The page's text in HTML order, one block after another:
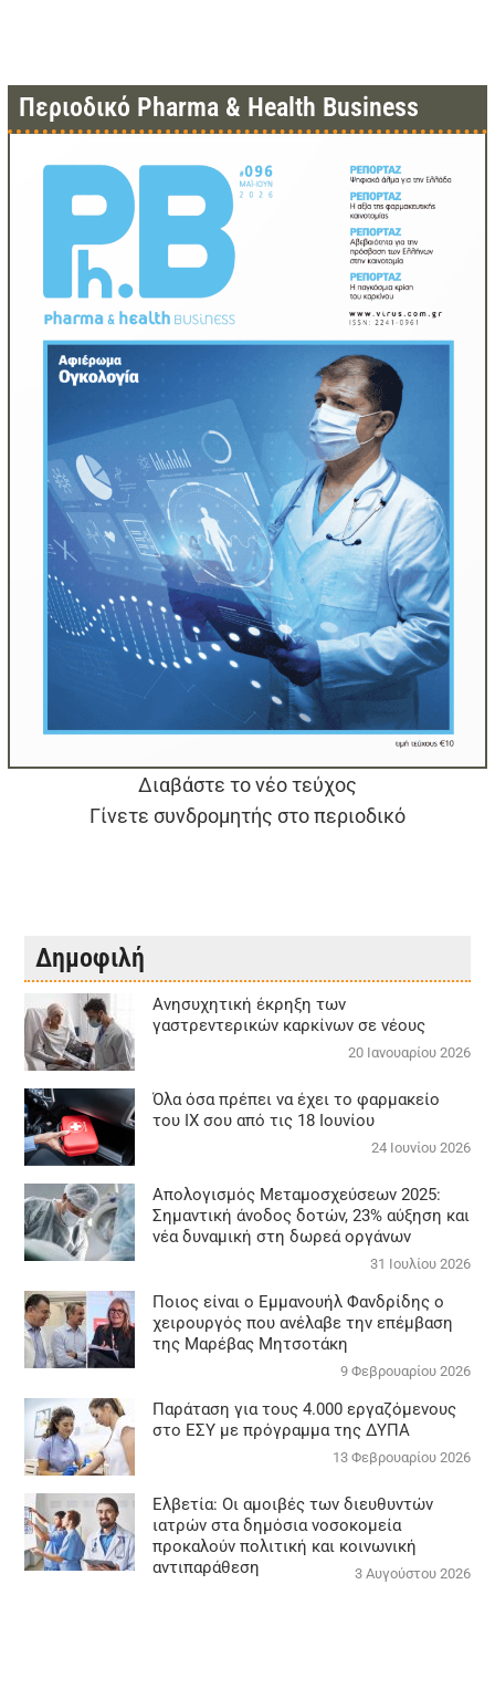
Περιοδικό Pharma & Health Business
Διαβάστε το νέο τεύχος
Γίνετε συνδρομητής στο περιοδικό
Δημοφιλή
Aνησυχητική έκρηξη των
γαστρεντερικών καρκίνων σε νέους
20 Ιανουαρίου 2026
Όλα όσα πρέπει να έχει το φαρμακείο
του ΙΧ σου από τις 18 Ιουνίου
24 Ιουνίου 2026
Απολογισμός Μεταμοσχεύσεων 2025:
Σημαντική άνοδος δοτών, 23% αύξηση και
νέα δυναμική στη δωρεά οργάνων
31 Ιουλίου 2026
Ποιος είναι ο Εμμανουήλ Φανδρίδης ο
χειρουργός που ανέλαβε την επέμβαση
της Μαρέβας Μητσοτάκη
9 Φεβρουαρίου 2026
Παράταση για τους 4.000 εργαζόμενους
στο ΕΣΥ με πρόγραμμα της ΔΥΠΑ
13 Φεβρουαρίου 2026
Ελβετία: Οι αμοιβές των διευθυντών
ιατρών στα δημόσια νοσοκομεία
προκαλούν πολιτική και κοινωνική
αντιπαράθεση
3 Αυγούστου 2026